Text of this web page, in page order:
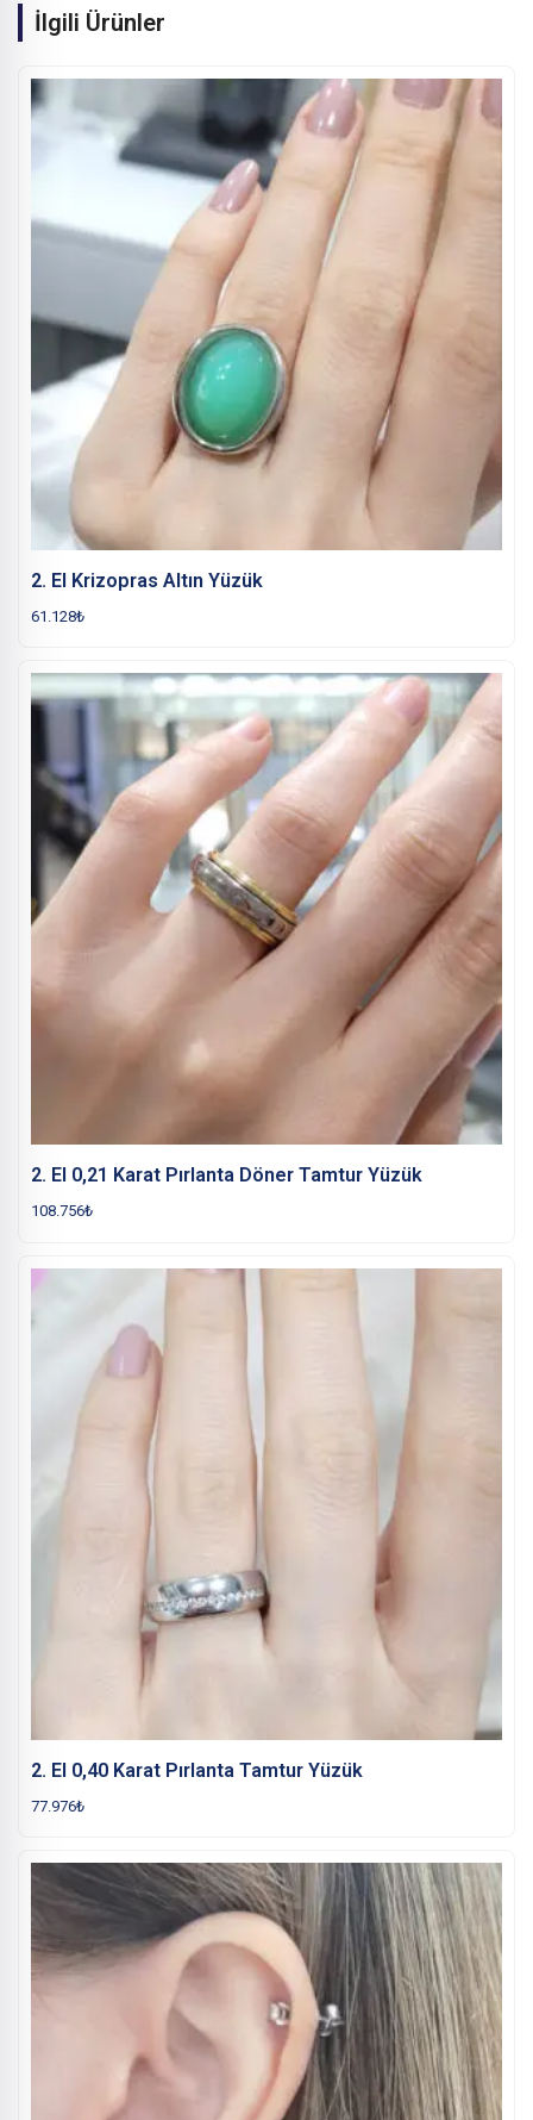
İlgili Ürünler
2. El Krizopras Altın Yüzük
61.128₺
2. El 0,21 Karat Pırlanta Döner Tamtur Yüzük
108.756₺
2. El 0,40 Karat Pırlanta Tamtur Yüzük
77.976₺